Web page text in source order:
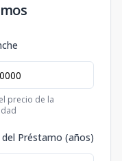
precio de la
Préstamo (años)